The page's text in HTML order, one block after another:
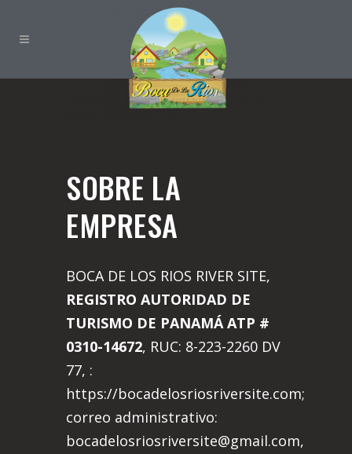
TÉRMINOS, CONDICIONES Y POLÍTICA DE
SOBRE LA
EMPRESA
BOCA DE LOS RIOS RIVER SITE,
REGISTRO AUTORIDAD DE
TURISMO DE PANAMÁ ATP #
0310-14672, RUC: 8-223-2260 DV
77, :
https://bocadelosriosriversite.com;
correo administrativo:
bocadelosriosriversite@gmail.com,